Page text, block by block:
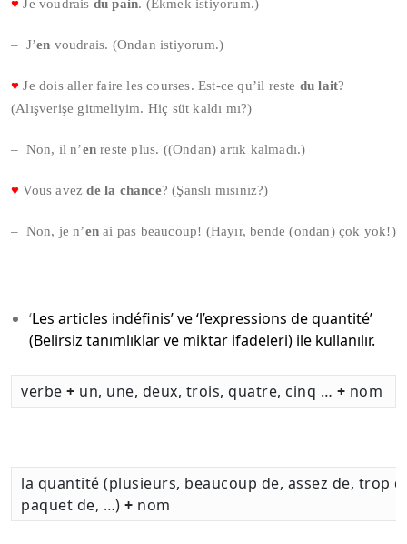
♥Je voudrais du pain. (Ekmek istiyorum.)
– J’en voudrais. (Ondan istiyorum.)
♥ Je dois aller faire les courses. Est-ce qu’il reste du lait?
(Alışverişe gitmeliyim. Hiç süt kaldı mı?)
– Non, il n’en reste plus. ((Ondan) artık kalmadı.)
♥ Vous avezde la chance? (Şanslı mısınız?)
– Non, je n’en ai pas beaucoup! (Hayır, bende (ondan) çok yok!)
‘Les articles indéfinis’ ve ‘l’expressions de quantité’
(Belirsiz tanımlıklar ve miktar ifadeleri) ile kullanılır.
verbe + un, une, deux, trois, quatre, cinq … + nom
la quantité (plusieurs, beaucoup de, assez de, trop
paquet de, …) + nom